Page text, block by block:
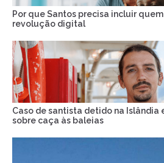
Por que Santos precisa incluir
revolução digital
Caso de santista detido na
sobre caça às baleias